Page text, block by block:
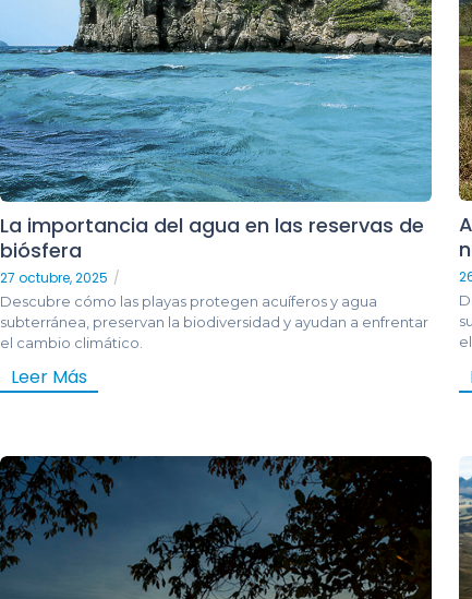
La importancia del agua en las reservas de
biósfera
27 octubre, 2025 /
Descubre cómo las playas protegen acuíferos y agua
subterránea, preservan la biodiversidad y ayudan a enfrentar
el cambio climático.
Leer Más